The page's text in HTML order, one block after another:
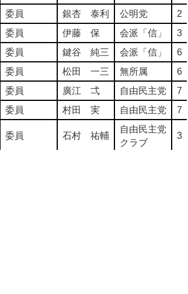
委員 銀杏 泰利 公明党
2
委員
伊藤 保 会派「信」
3
委員
鍵谷 純三 会派「信」
6
委員
松田 一三 無所属
6
委員
廣江 弌 自由民主党
7
委員
村田 実 自由民主党 7
委員 石村 祐輔
自由民主党
クラブ
3